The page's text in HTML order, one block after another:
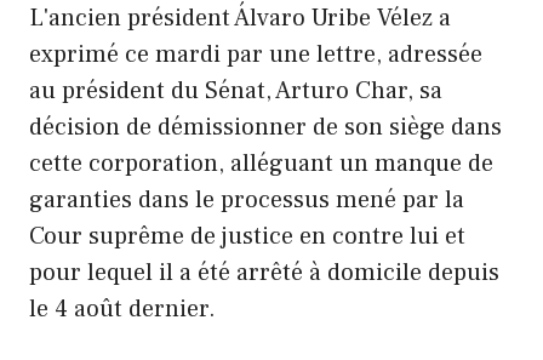
L'ancien président Álvaro Uribe Vélez a
exprimé ce mardi par une lettre, adressée
au président du Sénat, Arturo Char, sa
décision de démissionner de son siège dans
cette corporation, alléguant un manque de
garanties dans le processus mené par la
Cour suprême de justice en contre lui et
pour lequel il a été arrêté à domicile depuis
le 4 août dernier.